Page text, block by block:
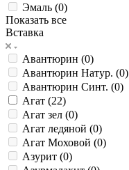
Эмаль (0)
Показать все
Вставка
Авантюрин (0)
Авантюрин Натур. (0)
Авантюрин Синт. (0)
Агат (22)
Агат зел (0)
Агат ледяной (0)
Агат Моховой (0)
Азурит (0)